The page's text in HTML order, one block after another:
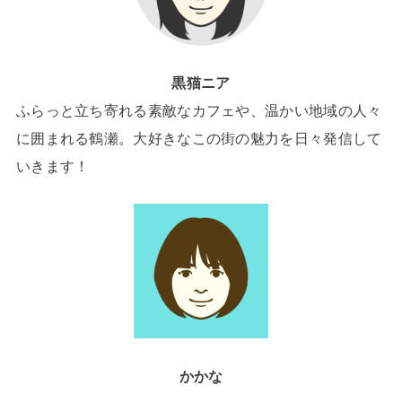
黒猫ニア
ふらっと立ち寄れる素敵なカフェや、温かい地域の人々
に囲まれる鶴瀬。大好きなこの街の魅力を日々発信して
いきます！
かかな